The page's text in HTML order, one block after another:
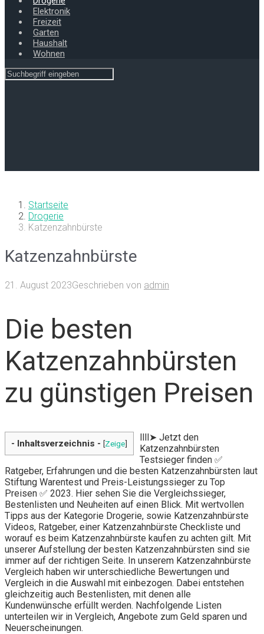
Elektronik
Freizeit
Garten
Haushalt
Wohnen
Startseite
Drogerie
Katzenzahnbürste
Katzenzahnbürste
21. August 2023Geschrieben von admin
Die besten
Katzenzahnbürsten
zu günstigen Preisen
- Inhaltsverzeichnis - [Zeige]
llll➤ Jetzt den
Katzenzahnbürsten
Testsieger finden ✅
Ratgeber, Erfahrungen und die besten Katzenzahnbürsten laut
Stiftung Warentest und Preis-Leistungssieger zu Top
Preisen ✅ 2023. Hier sehen Sie die Vergleichssieger,
Bestenlisten und Neuheiten auf einen Blick. Mit wertvollen
Tipps aus der Kategorie Drogerie, sowie Katzenzahnbürste
Videos, Ratgeber, einer Katzenzahnbürste Checkliste und
worauf es beim Katzenzahnbürste kaufen zu achten gilt. Mit
unserer Aufstellung der besten Katzenzahnbürsten sind sie
immer auf der richtigen Seite. In unserem Katzenzahnbürste
Vergleich haben wir unterschiedliche Bewertungen und
Vergleich in die Auswahl mit einbezogen. Dabei entstehen
gleichzeitig auch Bestenlisten, mit denen alle
Kundenwünsche erfüllt werden. Nachfolgende Listen
unterteilen wir in Vergleich, Angebote zum Geld sparen und
Neuerscheinungen.